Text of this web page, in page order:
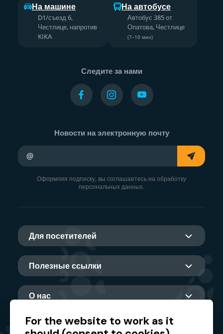
На машине
D1/съезд 6,
Честлице, напротив
KIKA
На автобусе
Автобус 385 от
Опатова, Честлице
(7–10 мин)
Следите за нами
Новости на электронную почту
Оформляя подписку, вы соглашаетесь на обработку
персональных данных.
Для посетителей
Полезные ссылки
О нас
For the website to work as it